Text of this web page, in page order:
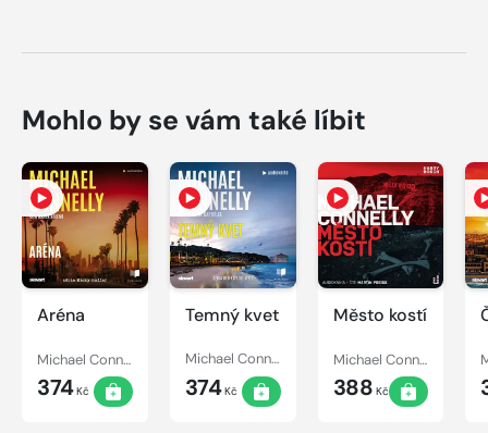
Mohlo by se vám také líbit
Aréna
Michael Connelly
374Kč
Temný kvet
Michael Connelly
374Kč
Město kostí
Michael Connelly
388 Kč